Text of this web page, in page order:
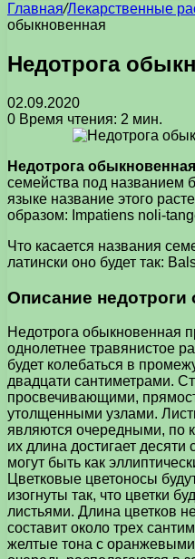
Главная/Лекарственные
обыкновенная
Недотрога
02.09.2020
0 Время чтения: 2 мин.
Недотрога обыкновенная
семейства под названием
языке название этого
образом: Impatiens noli-
Что касается названия
латински оно будет так:
Описание
Недотрога обыкновенная
однолетнее травянистое
будет колебаться в
двадцати сантиметрами.
просвечивающими,
утолщенными узлами.
являются очередными, по
их длина достигает десяти
могут быть как
Цветковые цветоносы
изогнуты так, что цветки
листьями. Длина цветков
составит около трех
желтые тона с